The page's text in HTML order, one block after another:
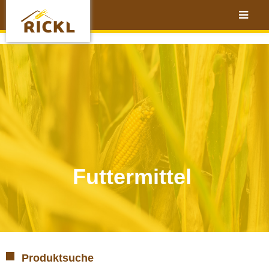
Futtermittel
Produktsuche